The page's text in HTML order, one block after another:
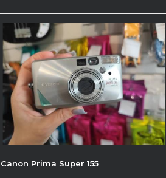
Canon Prima Super 155